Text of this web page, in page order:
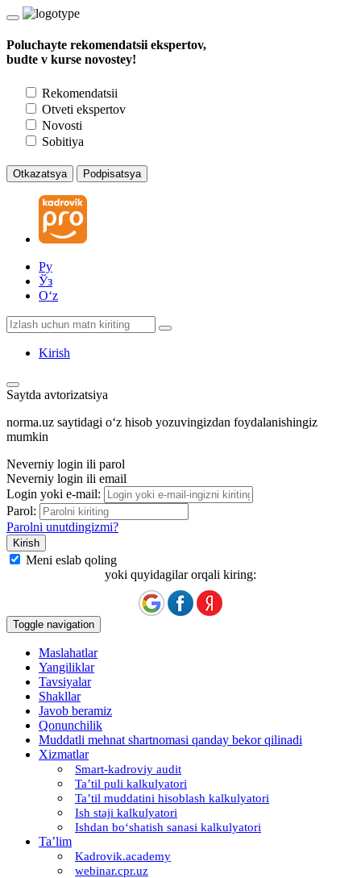
Poluchayte rekomendatsii ekspertov,
budte v kurse novostey!
Rekomendatsii
Otveti ekspertov
Novosti
Sobitiya
Otkazatsya Podpisatsya
Ру
Ўз
Oʻz
Kirish
Saytda avtorizatsiya
norma.uz saytidagi oʻz hisob yozuvingizdan foydalanishingiz
mumkin
Neverniy login ili parol
Neverniy login ili email
Login yoki e-mail:
Parol:
Parolni unutdingizmi?
Meni eslab qoling
yoki quyidagilar orqali kiring:
Toggle navigation
Maslahatlar
Yangiliklar
Tavsiyalar
Shakllar
Javob beramiz
Qonunchilik
Muddatli mehnat shartnomasi qanday bekor qilinadi
Xizmatlar
Smart-kadroviy audit
Ta’til puli kalkulyatori
Ta’til muddatini hisoblash kalkulyatori
Ish staji kalkulyatori
Ishdan boʻshatish sanasi kalkulyatori
Ta’lim
Kadrovik.academy
webinar.cpr.uz